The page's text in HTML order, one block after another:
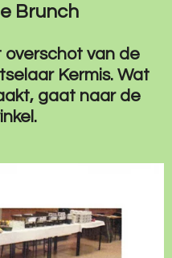
Brunch
van de
Kermis. Wat
gaat naar de